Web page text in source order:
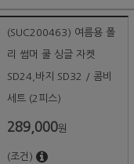
(SUC200463) 여름용 폴
리 썸머 쿨 싱글 자켓
SD24,바지 SD32 / 콤비
세트 (2피스)
289,000원
(조건)